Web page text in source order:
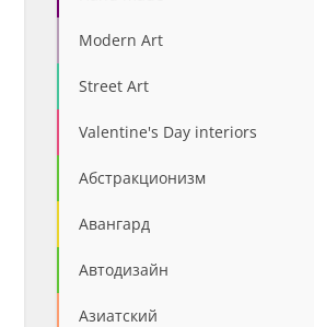
Modern Art
Street Art
Valentine's Day interiors
Абстракционизм
Авангард
Автодизайн
Азиатский